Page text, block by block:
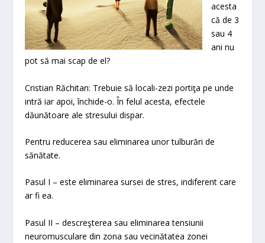
acesta
că de 3
sau 4
ani nu
pot să mai scap de el?
Cristian Răchitan: Trebuie să locali-zezi portiţa pe unde
intră iar apoi, închide-o. În felul acesta, efectele
dăunătoare ale stresului dispar.
Pentru reducerea sau eliminarea unor tulburări de
sănătate.
Pasul I – este eliminarea sursei de stres, indiferent care
ar fi ea.
Pasul II – descreşterea sau eliminarea tensiunii
neuromusculare din zona sau vecinătatea zonei